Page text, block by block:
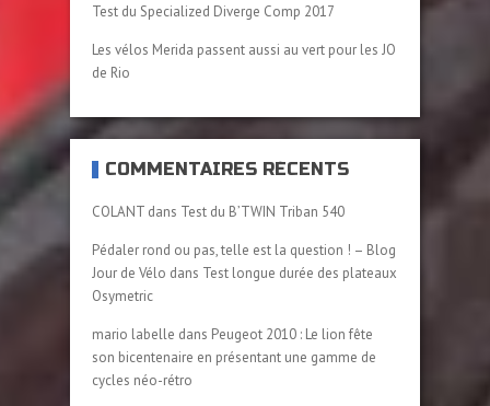
Test du Specialized Diverge Comp 2017
Les vélos Merida passent aussi au vert pour les JO
de Rio
COMMENTAIRES RÉCENTS
COLANT dans Test du B’TWIN Triban 540
Pédaler rond ou pas, telle est la question ! – Blog
Jour de Vélo dans Test longue durée des plateaux
Osymetric
mario labelle dans Peugeot 2010 : Le lion fête
son bicentenaire en présentant une gamme de
cycles néo-rétro